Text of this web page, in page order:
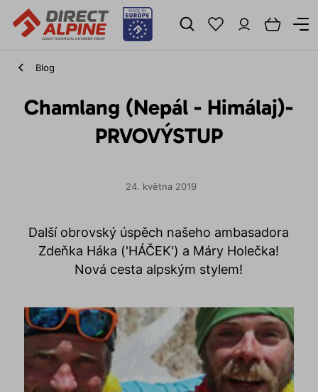
Blog
Chamlang (Nepál - Himálaj)-
PRVOVÝSTUP
24. května 2019
Další obrovský úspěch našeho ambasadora
Zdeňka Háka ('HÁČEK') a Máry Holečka!
Nová cesta alpským stylem!